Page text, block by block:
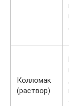
Колломак
(раствор)